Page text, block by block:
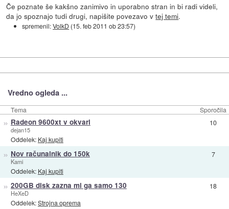
Če poznate še kakšno zanimivo in uporabno stran in bi radi videli,
da jo spoznajo tudi drugi, napišite povezavo vtej temi.
spremenil:VolkD (15. feb 2011 ob 23:57)
Vredno ogleda ...
Tema Sporočila
» Radeon 9600xt v okvari
dejan15
Oddelek: Kaj kupiti
10
» Nov računalnik do 150k
Kami
Oddelek: Kaj kupiti
7
» 200GB disk zazna mi ga samo 130
HeXeD
Oddelek:Strojna oprema
18